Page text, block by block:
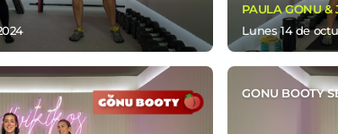
PAULA GONU &
lunes 14de
GONU BOOTY